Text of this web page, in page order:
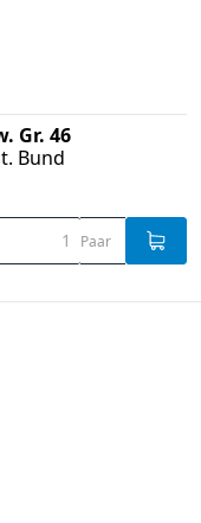
Gr. 46
Bund
Paar